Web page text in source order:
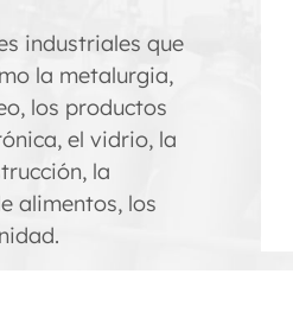
industriales que
la metalurgia,
los productos
el vidrio, la
la
alimentos, los